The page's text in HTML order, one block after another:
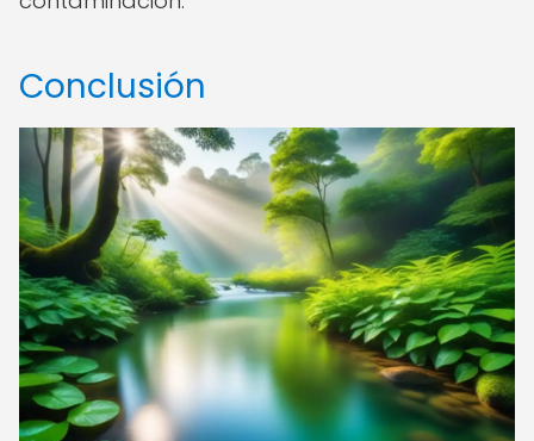
Conclusión